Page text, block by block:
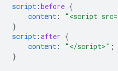
script :before {
content : "<script
}
script :after {
content : "</script>" ;
}